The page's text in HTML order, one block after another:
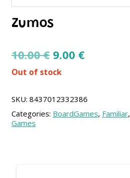
Zumos
10.00€ Original
price
10.00 €.
9.00 €Current
9.00 €.
Out of stock
SKU: 8437012332386
Categories: BoardGames, Familiar,
Games